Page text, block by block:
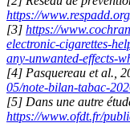
https://
[3] https://
electronic-cigarettes-
any-unwanted-effects-
[4] Pasquereau et al.,
05/note-bilan-tabac-
[5] Dans une autre
https://www.ofdt.fr/